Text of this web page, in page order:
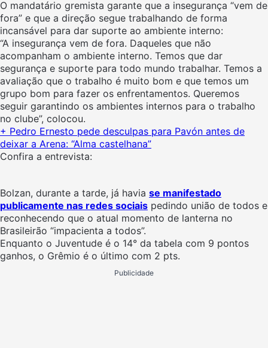
O mandatário gremista garante que a insegurança “vem de
fora” e que a direção segue trabalhando de forma
incansável para dar suporte ao ambiente interno:
“A insegurança vem de fora. Daqueles que não
acompanham o ambiente interno. Temos que dar
segurança e suporte para todo mundo trabalhar. Temos a
avaliação que o trabalho é muito bom e que temos um
grupo bom para fazer os enfrentamentos. Queremos
seguir garantindo os ambientes internos para o trabalho
no clube”, colocou.
+ Pedro Ernesto pede desculpas para Pavón antes de
deixar a Arena: “Alma castelhana”
Confira a entrevista:
Bolzan, durante a tarde, já havia se manifestado
publicamente nas redes sociais pedindo união de todos e
reconhecendo que o atual momento de lanterna no
Brasileirão “impacienta a todos”.
Enquanto o Juventude é o 14° da tabela com 9 pontos
ganhos, o Grêmio é o último com 2 pts.
Publicidade